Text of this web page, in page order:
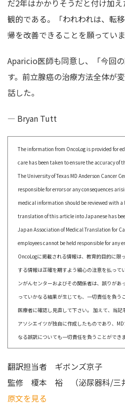
だ2年はかかりそうだと付け加
観的である。「われわれは、転
帰を改善できることを願ってい
Aparicio医師も同意し、「今回
す。前立腺癌の治療方法全体が
話した。
— Bryan Tutt
The information from OncoLog is provided for
care has been taken to ensure the accuracy of
The University of Texas MD Anderson Cancer
responsible for errors or any consequences
medical information should be reviewed with
translation of this article into Japanese has
Japan Association of Medical Translation for
employees cannot be held responsible for any
OncoLogに掲載される情報は、教育的目的に限
する情報は正確を期すよう細心の注意を払って
ンがんセンターおよびその関係者は、誤りがあ
っていかなる結果が生じても、一切責任を負う
医療者に確認し見直して下さい。 加えて、当
アソシエイツが独自に作成したものであり、
なる誤訳についても一切責任を負うことができ
翻訳担当者 ギボンズ京子
監修 榎本 裕 （泌尿器科/三井
原文を見る